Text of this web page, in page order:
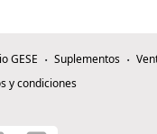
GESE Suplementos
y condiciones